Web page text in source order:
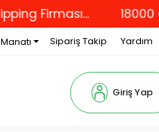
18000 çeşit
Sipariş Takip Yardım
Giriş Yap